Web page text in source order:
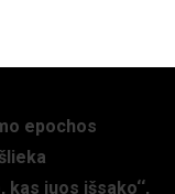
epochos
juos išsako‘‘,